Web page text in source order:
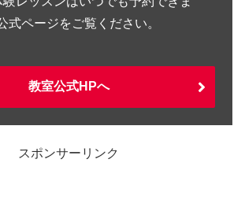
式ページをご覧ください。
教室公式HPへ
スポンサーリンク